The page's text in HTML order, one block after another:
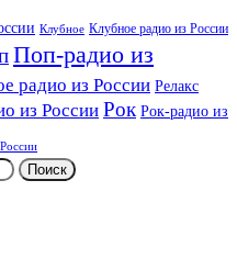
Клубное Клубное радио из России
Поп-радио из
радио из России Релакс
из России Рок Рок-радио из